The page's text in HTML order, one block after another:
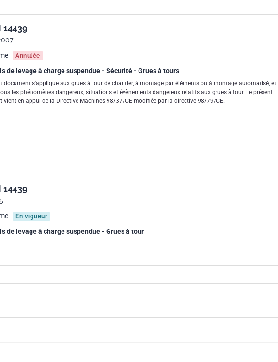
14439
Annulée
de levage à charge suspendue - Sécurité - Grues à tours
document s'applique aux grues à tour de chantier, à montage par éléments ou à montage automatisé, et
les phénomènes dangereux, situations et évènements dangereux relatifs aux grues à tour. Le présent
vient en appui de la Directive Machines 98/37/CE modifiée par la directive 98/79/CE.
14439
En vigueur
de levage à charge suspendue - Grues à tour